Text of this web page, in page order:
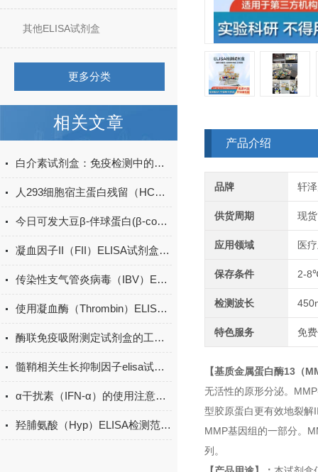
其他ELISA试剂盒
更多分类
相关文章
白介素试剂盒：免疫检测中的关键工具
人293细胞宿主蛋白残留（HCP）ELISA检测试剂盒产品升级
今日可发大豆β-伴球蛋白(β-conglycinin)ELISA试剂盒＠科研
凝血因子II（FII）ELISA试剂盒的储存条件
传染性支气管炎病毒（IBV）ELISA定性
使用凝血酶（Thrombin）ELISA试剂盒时，需要注意哪些关键步骤？
酶联免疫吸附测定试剂盒的工作原理与应用
髓鞘相关生长抑制因子elisa试剂盒原理
α干扰素（IFN-α）的使用注意事项有哪些？
羟脯氨酸（Hyp）ELISA检测范围多少？
产品介绍
品牌 轩
供货周期 现货
应用领域 医
保存条件 2-
检测波长
特色服务 免
【基质金属蛋白酶13（
无活性的原形分泌。
型胶原蛋白更有效地裂
MMP基因组的一部分。
列。